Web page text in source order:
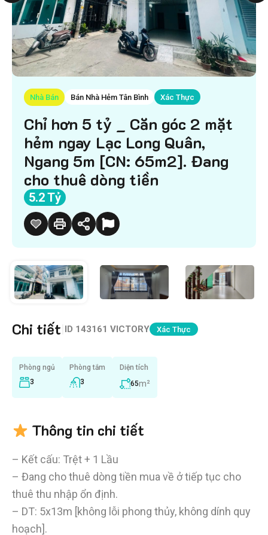
Nhà Bán Bán Nhà Hẻm Tân Bình Xác Thực
Chỉ hơn 5 tỷ _ Căn góc 2 mặt
hẻm ngay Lạc Long Quân,
Ngang 5m [CN: 65m2]. Đang
cho thuê dòng tiền
5.2 Tỷ
Chi tiết ID 143161 VICTORY Xác Thực
Phòng ngủ
3
Phòng tắm
3
Diện tích
65m²
Thông tin chi tiết
– Kết cấu: Trệt + 1 Lầu
– Đang cho thuê dòng tiền mua về ở tiếp tục cho
thuê thu nhập ổn định.
– DT: 5x13m [không lỗi phong thủy, không dính quy
hoạch].